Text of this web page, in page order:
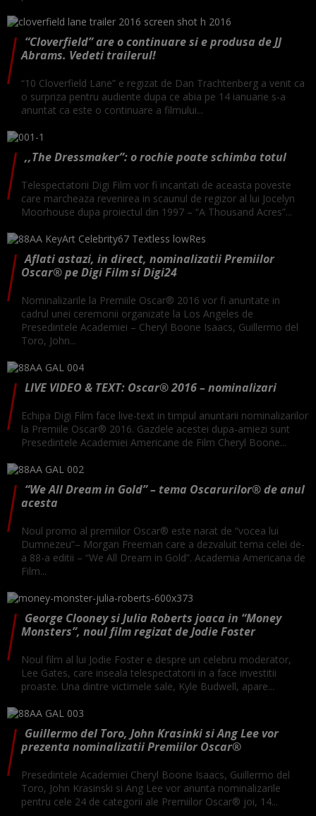
“Cloverfield” are o continuare si e produsa de JJ
Abrams. Vedeti trailerul!
“10 Cloverfield Lane” e regizat de Dan Trachtenberg a venit ca
o surpriza pentru audiente dupa ce abia pe 14 ianuarie s-a
anuntat ca este o continuare a filmului...
,,The Dressmaker”: o rochie poate schimba totul
Telespectatorii Digi Film vor fi incantati de aceasta poveste
care marcheaza revenirea in scaunul de regizor al lui Jocelyn
Moorhouse dupa proiectul din 1997 – “A Thousand Acres”...
Aflati astazi, in direct, nominalizatii Premiilor
Oscar® pe Digi Film si Digi24
Nominalizarile la Premiile Oscar® 2016 vor fi anuntate in
cadrul unei ceremonii organizate la Los Angeles de
Presedintele Academiei – Cheryl Boone Isaacs, Guillermo del
Toro, John...
LIVE VIDEO & TEXT: Oscar® 2016 – nominalizari
Echipa Digi Film face live-text in timpul anuntarii nominalizarilor
la Premiile Oscar® 2016. Gazdele acestei dupa-amiezi sunt
Presedintele Academiei Americane de Film Cheryl Boone...
“We All Dream in Gold” – tema Oscarurilor® de anul
acesta
Noul promo al premiilor Oscar® este narat de “vocea lui
Dumnezeu”– Morgan Freeman care a dezvaluit tema celei de-
a 88-a editii – “We All Dream in Gold”. Academia Americana de
Film...
George Clooney si Julia Roberts joaca in “Money
Monsters”, noul film regizat de Jodie Foster
Noul film al lui Jodie Foster e despre un celebru moderator,
Lee Gates, care inseala telespectatorii in a face investitii
proaste. Una dintre victimele sale, Kyle Budwell, apare...
Guillermo del Toro, John Krasinki si Ang Lee vor
prezenta nominalizatii Premiilor Oscar®
Presedintele Academiei Cheryl Boone Isaacs, Guillermo del
Toro, John Krasinski si Ang Lee vor anunta nominalizarile
pentru cele 24 de categorii ale Premiilor Oscar® joi, 14...